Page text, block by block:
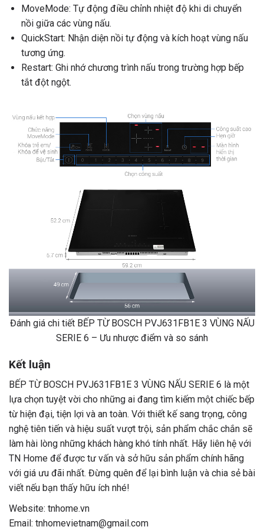
MoveMode: Tự động điều chỉnh nhiệt độ khi di chuyển
nồi giữa các vùng nấu.
QuickStart: Nhận diện nồi tự động và kích hoạt vùng nấu
tương ứng.
Restart: Ghi nhớ chương trình nấu trong trường hợp bếp
tắt đột ngột.
Đánh giá chi tiết BẾP TỪ BOSCH PVJ631FB1E 3 VÙNG NẤU
SERIE 6 – Ưu nhược điểm và so sánh
Kết luận
BẾP TỪ BOSCH PVJ631FB1E 3 VÙNG NẤU SERIE 6 là một
lựa chọn tuyệt vời cho những ai đang tìm kiếm một chiếc bếp
từ hiện đại, tiện lợi và an toàn. Với thiết kế sang trọng, công
nghệ tiên tiến và hiệu suất vượt trội, sản phẩm chắc chắn sẽ
làm hài lòng những khách hàng khó tính nhất. Hãy liên hệ với
TN Home để được tư vấn và sở hữu sản phẩm chính hãng
với giá ưu đãi nhất. Đừng quên để lại bình luận và chia sẻ bài
viết nếu bạn thấy hữu ích nhé!
Website: tnhome.vn
Email: tnhomevietnam@gmail.com